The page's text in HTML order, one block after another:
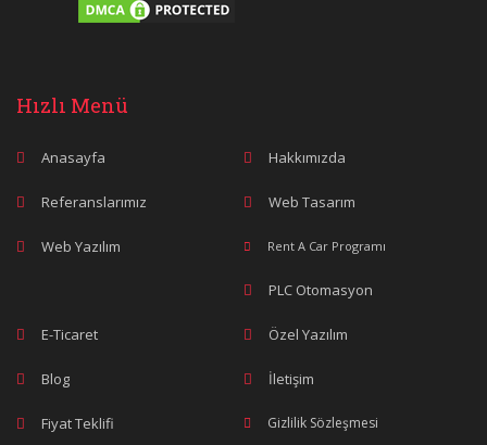
Hızlı Menü
Anasayfa Hakkımızda
Referanslarımız Web Tasarım
Web Yazılım Rent A Car Programı
PLC Otomasyon
E-Ticaret Özel Yazılım
Blog İletişim
Fiyat Teklifi
Gizlilik Sözleşmesi